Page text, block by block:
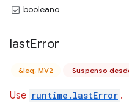
booleano
lastError
&leq; MV2 Suspenso
Use runtime.lastError .